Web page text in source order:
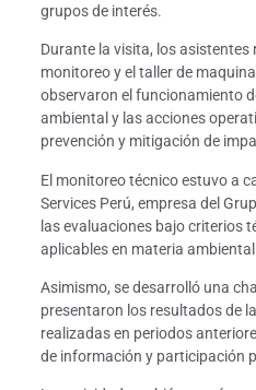
grupos de interés.
Durante la visita, los asistentes
monitoreo y el taller de
observaron el funcionamiento
ambiental y las acciones
prevención y mitigación de
El monitoreo técnico estuvo a
Services Perú, empresa del
las evaluaciones bajo criterios
aplicables en materia
Asimismo, se desarrolló una
presentaron los resultados de
realizadas en periodos
de información y participación